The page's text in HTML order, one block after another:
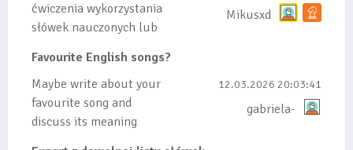
ćwiczenia wykorzystania
słówek nauczonych lub
tez ze wszys...
Mikusxd
Favourite English songs?
Maybe write about your
favourite song and
discuss its meaning
12.03.2026 20:03:41
gabriela-